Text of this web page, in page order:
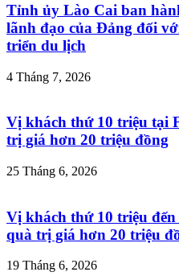
Tỉnh ủy Lào Cai ban
lãnh đạo của Đảng đối
triển du lịch
4 Tháng 7, 2026
Vị khách thứ 10 triệu tại
trị giá hơn 20 triệu đồng
25 Tháng 6, 2026
Vị khách thứ 10 triệu đến
quà trị giá hơn 20 triệu
19 Tháng 6, 2026